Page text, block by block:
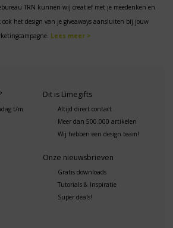
TRN kunnen wij creatief met je meedenken en
het design van je giveaways aansluiten bij jouw
Lees meer >
t/m
Dit is Limegifts
Altijd direct contact
Meer dan 500.000 artikelen
Wij hebben een design team!
Onze nieuwsbrieven
Gratis downloads
Tutorials & Inspiratie
Super deals!